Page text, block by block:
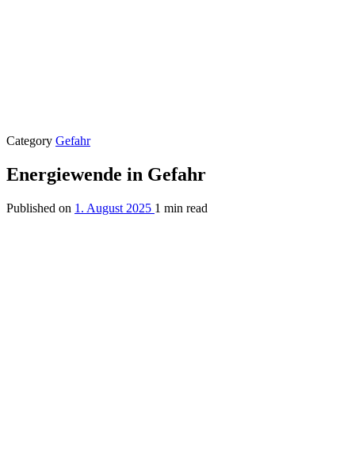
Category Gefahr
Energiewende in Gefahr
Published on 1. August 2025 1 min read